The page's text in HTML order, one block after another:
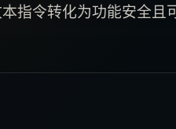
指令转化为功能安全